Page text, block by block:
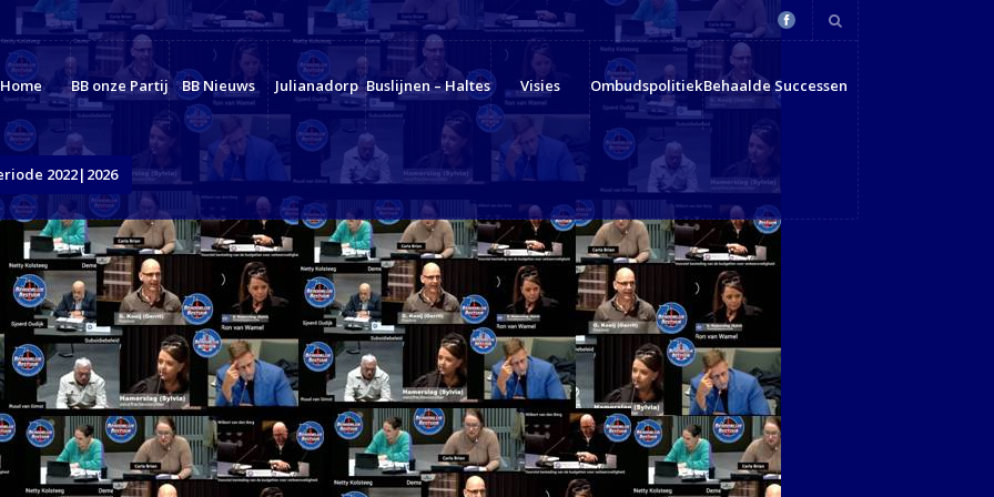
Home BB onze Partij BB Nieuws Julianadorp Buslijnen – Haltes Visies OmbudspolitiekBehaalde Successen
2022|2026